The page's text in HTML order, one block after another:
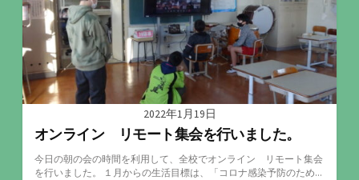
2022年1月19日
オンライン リモート集会を行いました。
今日の朝の会の時間を利用して、全校でオンライン リモート集会
を行いました。 １月からの生活目標は、「コロナ感染予防のため...